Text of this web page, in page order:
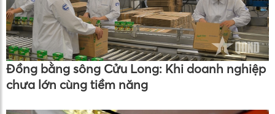
Đồng bằng sông Cửu Long: Khi doanh nghiệp
chưa lớn cùng tiềm năng